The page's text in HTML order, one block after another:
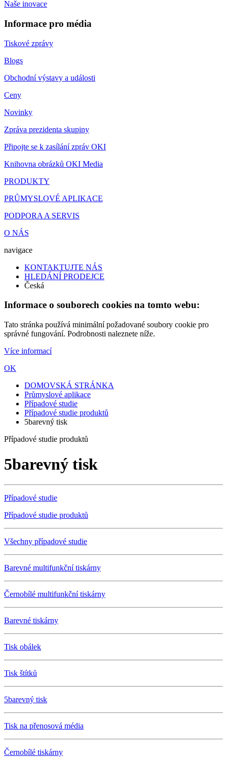
Naše inovace
Informace pro média
Tiskové zprávy
Blogs
Obchodní výstavy a události
Ceny
Novinky
Zpráva prezidenta skupiny
Připojte se k zasílání zpráv OKI
Knihovna obrázků OKI Media
PRODUKTY
PRŮMYSLOVÉ APLIKACE
PODPORA A SERVIS
O NÁS
navigace
KONTAKTUJTE NÁS
HLEDÁNÍ PRODEJCE
Česká
Informace o souborech cookies na tomto webu:
Tato stránka používá minimální požadované soubory cookie pro
správné fungování. Podrobnosti naleznete níže.
Více informací
OK
DOMOVSKÁ STRÁNKA
Průmyslové aplikace
Případové studie
Případové studie produktů
5barevný tisk
Případové studie produktů
5barevný tisk
Případové studie
Případové studie produktů
Všechny případové studie
Barevné multifunkční tiskárny
Černobílé multifunkční tiskárny
Barevné tiskárny
Tisk obálek
Tisk štítků
5barevný tisk
Tisk na přenosová média
Černobílé tiskárny